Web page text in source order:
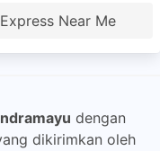
Near Me
dengan
dikirimkan oleh